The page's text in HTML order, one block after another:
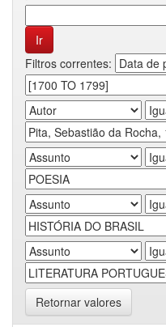
Filtros correntes:
Retornar valores